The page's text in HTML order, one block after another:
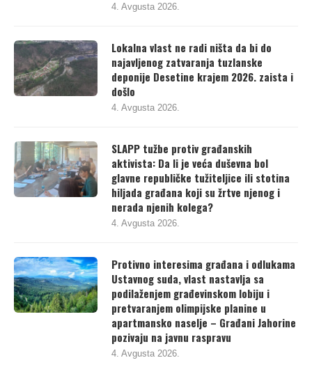
4. Avgusta 2026.
Lokalna vlast ne radi ništa da bi do
najavljenog zatvaranja tuzlanske
deponije Desetine krajem 2026. zaista i
došlo
4. Avgusta 2026.
SLAPP tužbe protiv građanskih
aktivista: Da li je veća duševna bol
glavne republičke tužiteljice ili stotina
hiljada građana koji su žrtve njenog i
nerada njenih kolega?
4. Avgusta 2026.
Protivno interesima građana i odlukama
Ustavnog suda, vlast nastavlja sa
podilaženjem građevinskom lobiju i
pretvaranjem olimpijske planine u
apartmansko naselje – Građani Jahorine
pozivaju na javnu raspravu
4. Avgusta 2026.